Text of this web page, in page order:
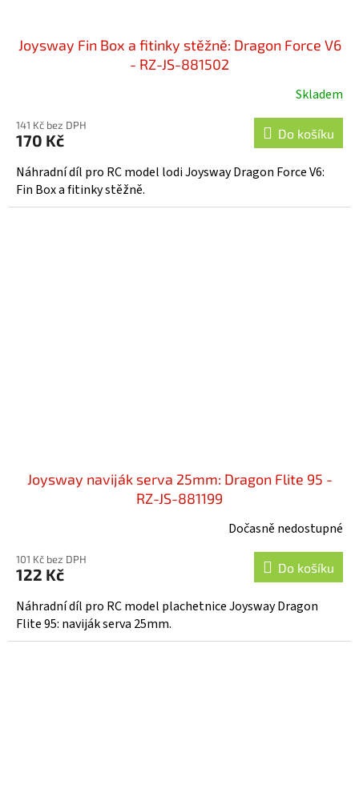
Joysway Fin Box a fitinky stěžně: Dragon Force V6
- RZ-JS-881502
Skladem
141 Kč bez DPH
170 Kč Do košíku
Náhradní díl pro RC model lodi Joysway Dragon Force V6:
Fin Box a fitinky stěžně.
Joysway naviják serva 25mm: Dragon Flite 95 -
RZ-JS-881199
Dočasně nedostupné
101 Kč bez DPH
122 Kč Do košíku
Náhradní díl pro RC model plachetnice Joysway Dragon
Flite 95: naviják serva 25mm.